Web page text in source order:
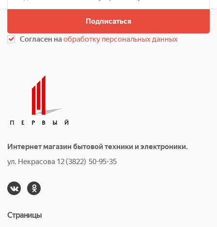
Подписаться
Согласен наобработку персональных данных
Интернет магазин бытовой техники и электроники.
ул. Некрасова 12 (3822) 50-95-35
Страницы